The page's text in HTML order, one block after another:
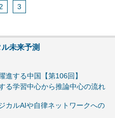
2 3
未来予測
進する中国【第106回】
る学習中心から推論中心の流れ
カルAIや自律ネットワークへの